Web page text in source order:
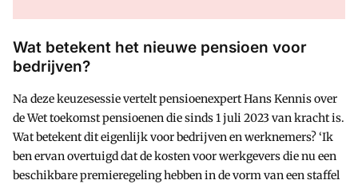
Wat betekent het nieuwe pensioen voor
bedrijven?
Na deze keuzesessie vertelt pensioenexpert Hans Kennis over
de Wet toekomst pensioenen die sinds 1 juli 2023 van kracht is.
Wat betekent dit eigenlijk voor bedrijven en werknemers? ‘Ik
ben ervan overtuigd dat de kosten voor werkgevers die nu een
beschikbare premieregeling hebben in de vorm van een staffel